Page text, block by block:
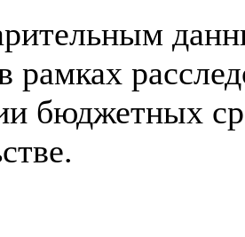
рамках
бюджетных